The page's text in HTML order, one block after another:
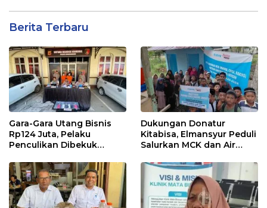
Berita Terbaru
Gara-Gara Utang Bisnis
Rp124 Juta, Pelaku
Penculikan Dibekuk
Dukungan Donatur
Kitabisa, Elmansyur Peduli
Salurkan MCK dan Air
Teubai